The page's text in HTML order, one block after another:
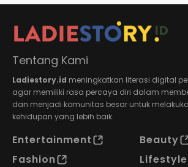
Tentang Kami
Ladiestory.id meningkatkan literasi digital
agar memiliki rasa percaya diri dalam
dan menjadi komunitas besar untuk
kehidupan yang lebih baik.
Entertainment
Beauty
Fashion
Lifestyle